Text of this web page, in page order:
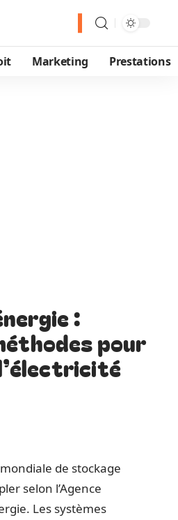
Marketing Prestations
:
pour
de stockage
selon l’Agence
Les systèmes